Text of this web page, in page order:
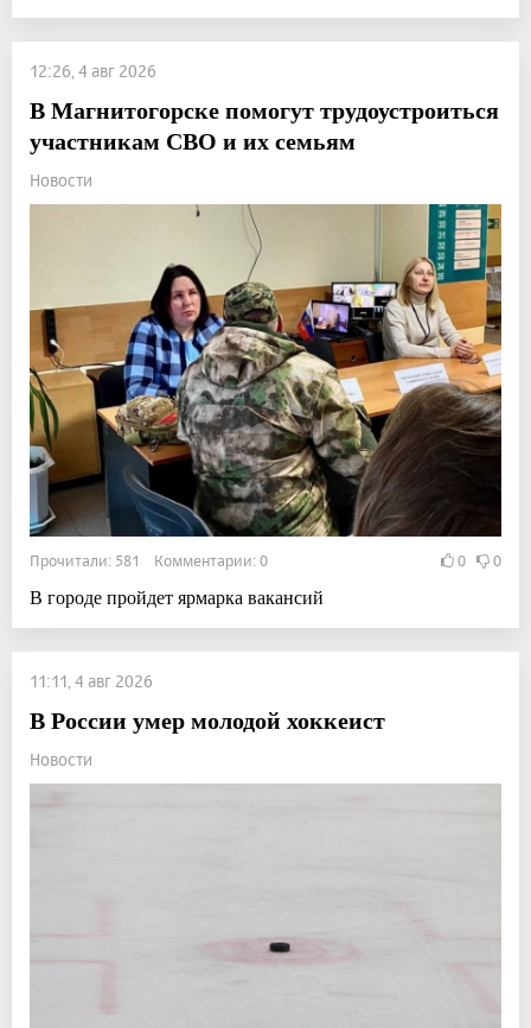
12:26, 4 авг 2026
В Магнитогорске помогут трудоустроиться
участникам СВО и их семьям
Новости
Прочитали: 581 Комментарии: 0 0 0
В городе пройдет ярмарка вакансий
11:11, 4 авг 2026
В России умер молодой хоккеист
Новости